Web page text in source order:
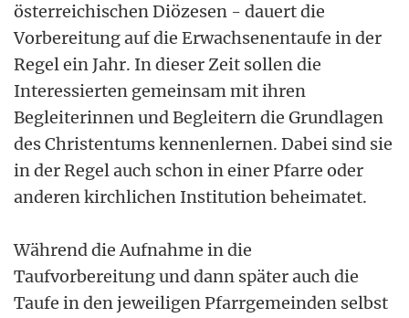
österreichischen Diözesen - dauert die
Vorbereitung auf die Erwachsenentaufe in der
Regel ein Jahr. In dieser Zeit sollen die
Interessierten gemeinsam mit ihren
Begleiterinnen und Begleitern die Grundlagen
des Christentums kennenlernen. Dabei sind sie
in der Regel auch schon in einer Pfarre oder
anderen kirchlichen Institution beheimatet.
Während die Aufnahme in die
Taufvorbereitung und dann später auch die
Taufe in den jeweiligen Pfarrgemeinden selbst